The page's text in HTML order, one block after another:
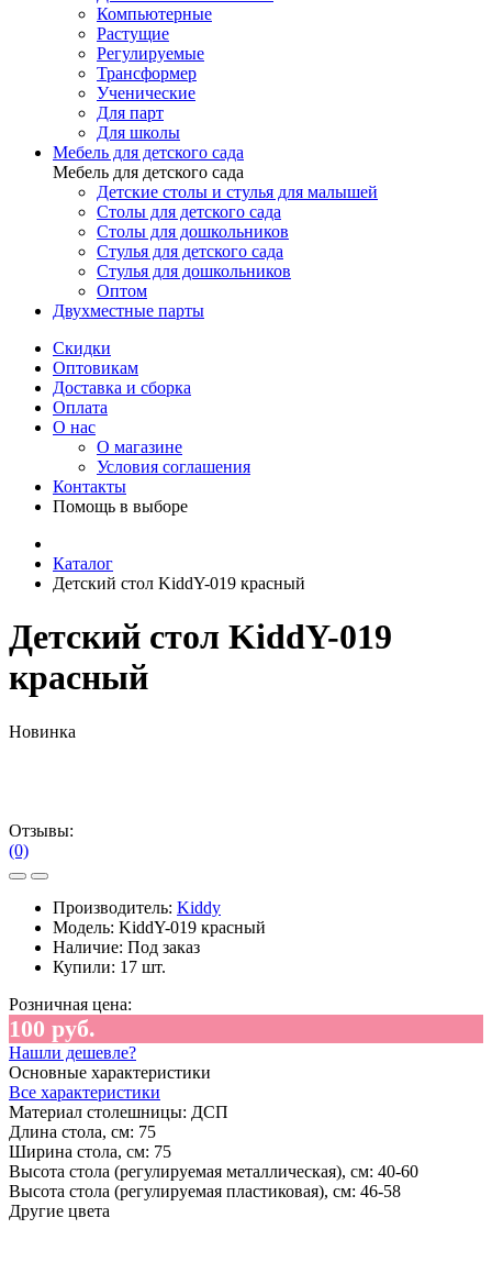
Компьютерные
Растущие
Регулируемые
Трансформер
Ученические
Для парт
Для школы
Мебель для детского сада
Мебель для детского сада
Детские столы и стулья для малышей
Столы для детского сада
Столы для дошкольников
Стулья для детского сада
Стулья для дошкольников
Оптом
Двухместные парты
Скидки
Оптовикам
Доставка и сборка
Оплата
О нас
О магазине
Условия соглашения
Контакты
Помощь в выборе
Каталог
Детский стол KiddY-019 красный
Детский стол KiddY-019
красный
Новинка
Отзывы:
(0)
Производитель: Kiddy
Модель: KiddY-019 красный
Наличие: Под заказ
Купили: 17 шт.
Розничная цена:
100 руб.
Нашли дешевле?
Основные характеристики
Все характеристики
Материал столешницы: ДСП
Длина стола, см: 75
Ширина стола, см: 75
Высота стола (регулируемая металлическая), см: 40-60
Высота стола (регулируемая пластиковая), см: 46-58
Другие цвета